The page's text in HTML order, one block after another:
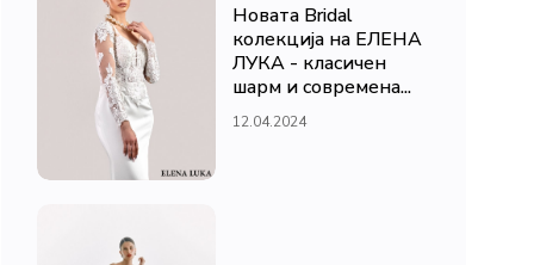
Новата Bridal
колекција на ЕЛЕНА
ЛУКА - класичен
шарм и современа...
12.04.2024